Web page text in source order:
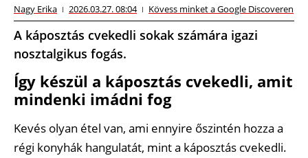
Nagy Erika 2026.03.27. 08:04 Kövess minket a Google Discoveren
A káposztás cvekedli sokak számára igazi
nosztalgikus fogás.
Így készül a káposztás cvekedli, amit
mindenki imádni fog
Kevés olyan étel van, ami ennyire őszintén hozza a
régi konyhák hangulatát, mint a káposztás cvekedli.